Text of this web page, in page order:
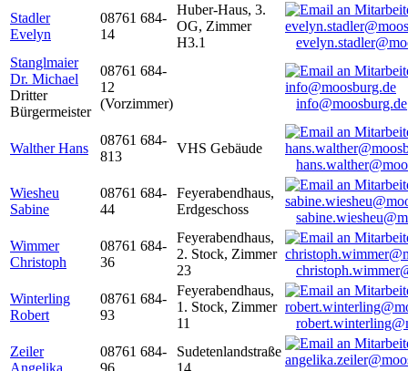
Stadler
Evelyn
08761 684-
14
Huber-Haus, 3.
OG, Zimmer
H3.1
Stanglmaier
Dr. Michael
Dritter
Bürgermeister
08761 684-
12
(Vorzimmer)
info@moosburg.de
Walther Hans
08761 684-
813
VHS Gebäude
Wiesheu
Sabine
08761 684-
44
Feyerabendhaus,
Erdgeschoss
Wimmer
Christoph
08761 684-
36
Feyerabendhaus,
2. Stock, Zimmer
23
Winterling
Robert
08761 684-
93
Feyerabendhaus,
1. Stock, Zimmer
11
Zeiler
Angelika
08761 684-
96
Sudetenlandstraße
14